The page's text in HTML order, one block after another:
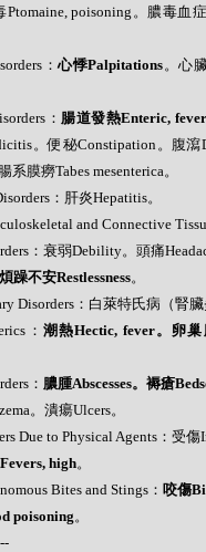
poisoning。膿毒血
：心悸Palpitations。心
： 腸道發熱Enteric,
。便秘Constipation。腹瀉
膜癆Tabes mesenterica。
：肝炎Hepatitis。
and Connective
：衰弱Debility。頭痛
煩躁不安Restlessness。
Disorders：白萊特氏病（腎臟
： 潮熱Hectic, fever。卵巢
： 膿腫Abscesses。褥瘡
。潰瘍Ulcers。
Due to Physical Agents：受傷
high。
Bites and Stings：咬傷
poisoning。